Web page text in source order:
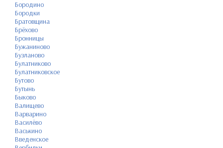
Бородино
Бородки
Братовщина
Брёхово
Бронницы
Бужаниново
Бузланово
Булатниково
Булатниковское
Бутово
Бутынь
Быково
Валищево
Варварино
Василёво
Васькино
Введенское